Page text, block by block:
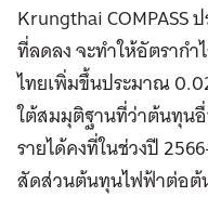
Krungthai COMPASS
ที่ลดลง จะทำให้อัตราก
ไทยเพิ่มขึ้นประมาณ
ใต้สมมุติฐานที่ว่าต้นทุน
รายได้คงที่ในช่วงปี
สัดส่วนต้นทุนไฟฟ้าต่อต้